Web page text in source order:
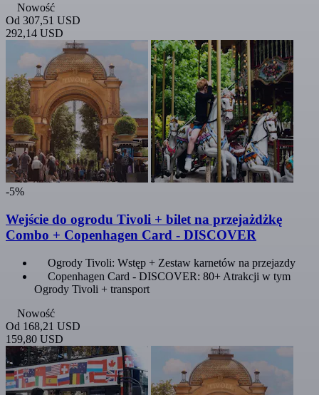
Nowość
Od 307,51 USD
292,14 USD
-5%
Wejście do ogrodu Tivoli + bilet na przejażdżkę
Combo + Copenhagen Card - DISCOVER
Ogrody Tivoli: Wstęp + Zestaw karnetów na przejazdy
Copenhagen Card - DISCOVER: 80+ Atrakcji w tym
Ogrody Tivoli + transport
Nowość
Od 168,21 USD
159,80 USD